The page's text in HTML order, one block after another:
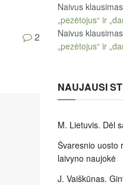
2
Naivus klausimas
„pezėtojus“ ir
Naivus klausimas
„pezėtojus“ ir
NAUJAUSI
M. Lietuvis. Dėl
Švaresnio uosto
laivyno naujokė
J. Vaiškūnas.